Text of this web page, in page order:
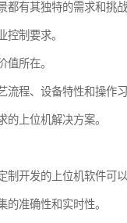
都有其独特的需求和挑
控制要求。
值所在。
流程、设备特性和操作
的上位机解决方案。
制开发的上位机软件可
的准确性和实时性。